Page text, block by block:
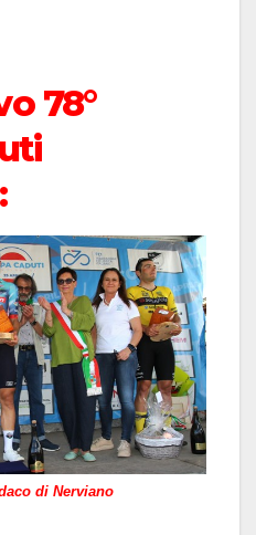
78°
di Nerviano